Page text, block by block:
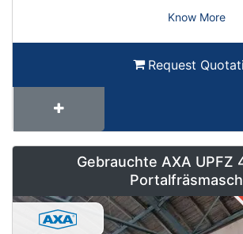
Know More
Request
Gebrauchte AXA UPFZ